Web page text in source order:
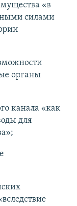
«в
силами
органы
канала «как
для